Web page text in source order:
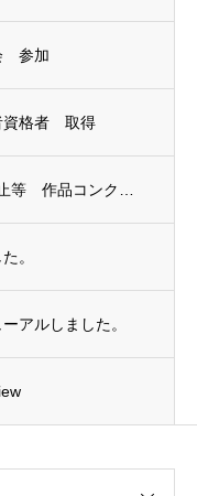
参加
資格者 取得
。
アルしました。